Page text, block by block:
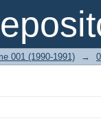
001 (1990-1991) →